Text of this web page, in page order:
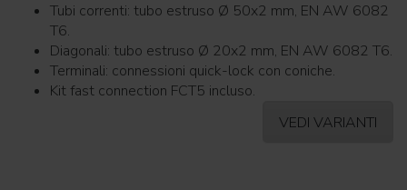
Tubi correnti: tubo estruso Ø 50x2 mm, EN AW 6082
T6.
Diagonali: tubo estruso Ø 20x2 mm, EN AW 6082 T6.
Terminali: connessioni quick-lock con coniche.
Kit fast connection FCT5 incluso.
VEDI VARIANTI